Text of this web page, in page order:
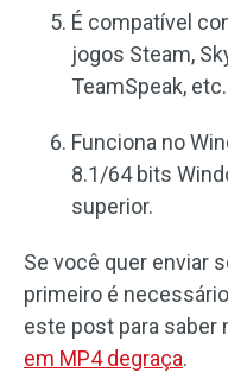
É compatível
jogos Steam,
TeamSpeak, etc.
Funciona no
8.1/64 bits
superior.
Se você quer enviar
primeiro é
este post para saber
em MP4 degraça.